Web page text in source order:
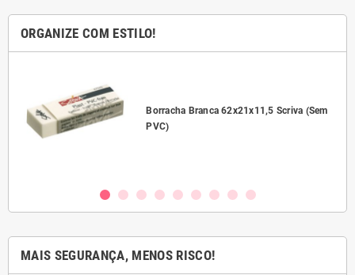
ORGANIZE COM ESTILO!
Borracha Branca 62x21x11,5 Scriva (Sem
PVC)
MAIS SEGURANÇA, MENOS RISCO!